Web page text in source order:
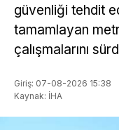
güvenliği tehdit
tamamlayan
çalışmalarını
Giriş: 07-08-2026 15:38
Kaynak: İHA